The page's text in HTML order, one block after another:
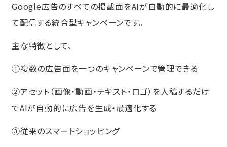
Google広告のすべての掲載面をAIが自動的に最適化し
て配信する統合型キャンペーンです。
主な特徴として、
①複数の広告面を一つのキャンペーンで管理できる
②アセット（画像・動画・テキスト・ロゴ）を入稿するだけ
でAIが自動的に広告を生成・最適化する
③従来のスマートショッピング